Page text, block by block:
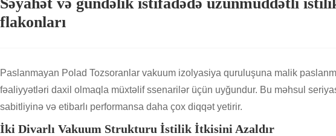
flakonları
Paslanmayan Polad Tozsoranlar vakuum izolyasiya quruluşuna malik
fəaliyyətləri daxil olmaqla müxtəlif ssenarilər üçün uyğundur. Bu məhsul
sabitliyinə və etibarlı performansa daha çox diqqət yetirir.
İki Divarlı Vakuum Strukturu İstilik İtkisini Azaldır